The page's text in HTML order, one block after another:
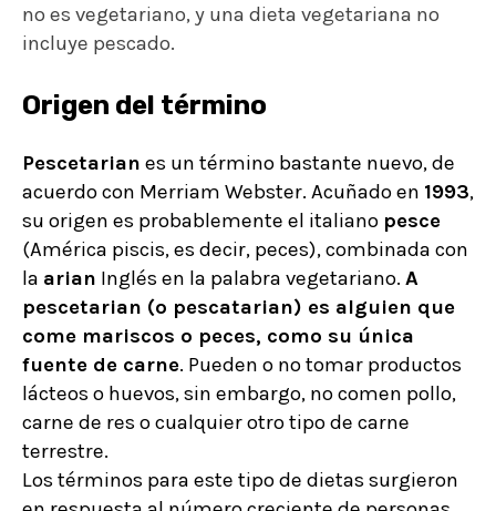
no es vegetariano, y una dieta vegetariana no
incluye pescado.
Origen del término
Pescetarian es un término bastante nuevo, de
acuerdo con Merriam Webster. Acuñado en 1993,
su origen es probablemente el italiano pesce
(América piscis, es decir, peces), combinada con
la arian Inglés en la palabra vegetariano. A
pescetarian (o pescatarian) es alguien que
come mariscos o peces, como su única
fuente de carne. Pueden o no tomar productos
lácteos o huevos, sin embargo, no comen pollo,
carne de res o cualquier otro tipo de carne
terrestre.
Los términos para este tipo de dietas surgieron